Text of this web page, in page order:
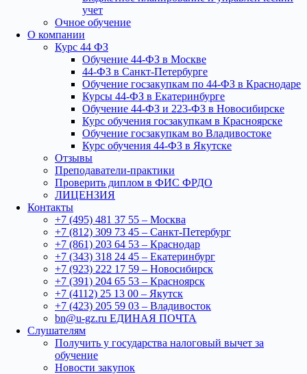
учет
Очное обучение
О компании
Курс 44 ФЗ
Обучение 44-ФЗ в Москве
44-ФЗ в Санкт-Петербурге
Обучение госзакупкам по 44-ФЗ в Краснодаре
Курсы 44-ФЗ в Екатеринбурге
Обучение 44-ФЗ и 223-ФЗ в Новосибирске
Курс обучения госзакупкам в Красноярске
Обучение госзакупкам во Владивостоке
Курс обучения 44-ФЗ в Якутске
Отзывы
Преподаватели-практики
Проверить диплом в ФИС ФРДО
ЛИЦЕНЗИЯ
Контакты
+7 (495) 481 37 55 – Москва
+7 (812) 309 73 45 – Санкт-Петербург
+7 (861) 203 64 53 – Краснодар
+7 (343) 318 24 45 – Екатеринбург
+7 (923) 222 17 59 – Новосибирск
+7 (391) 204 65 53 – Красноярск
+7 (4112) 25 13 00 – Якутск
+7 (423) 205 59 03 – Владивосток
bn@u-gz.ru ЕДИНАЯ ПОЧТА
Слушателям
Получить у государства налоговый вычет за
обучение
Новости закупок